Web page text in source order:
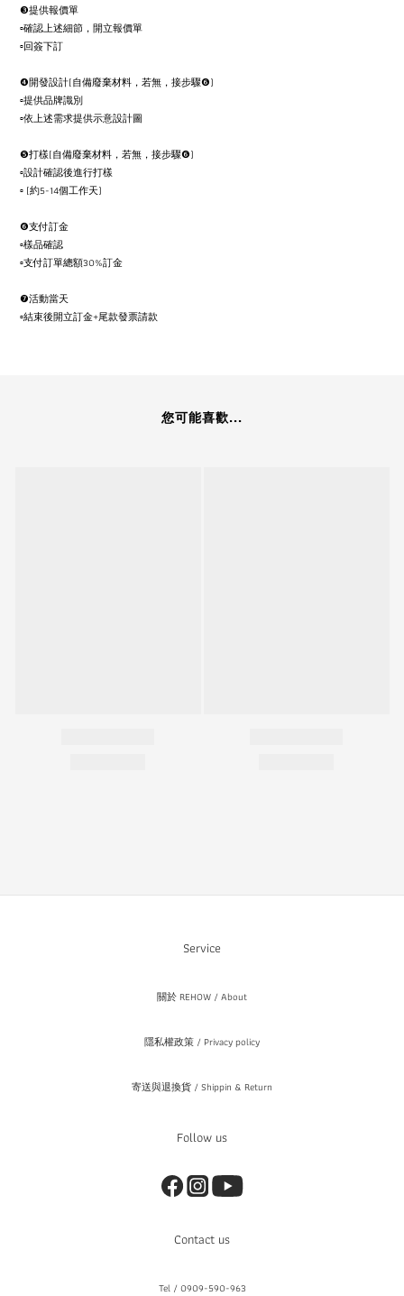
❸提供報價單
▫確認上述細節，開立報價單
▫回簽下訂
❹開發設計(自備廢棄材料，若無，接步驟❻)
▫提供品牌識別
▫依上述需求提供示意設計圖
❺打樣(自備廢棄材料，若無，接步驟❻)
▫設計確認後進行打樣
▫ (約5-14個工作天)
❻支付訂金
▫樣品確認
▫支付訂單總額30%訂金
❼活動當天
▫結束後開立訂金+尾款發票請款
您可能喜歡...
Service
關於 REHOW / About
隱私權政策 / Privacy policy
寄送與退換貨 / Shippin & Return
Follow us
Contact us
Tel / 0909-590-963